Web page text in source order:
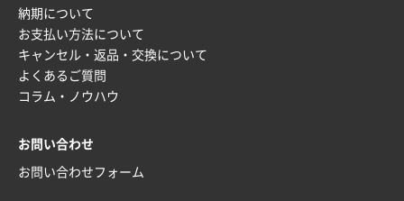
かったため
山口県P社様
【トートバッグ・エコバッグ】特別ご注文ページ
③1枚
希望の商品の取り扱いがあったので
納期について
お支払い方法について
キャンセル・返品・交換について
よくあるご質問
コラム・ノウハウ
お問い合わせ
お問い合わせフォーム